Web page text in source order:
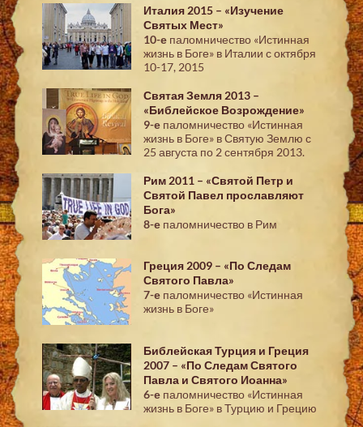
Италия 2015 – «Изучение
Святых Мест»
10-е паломничество «Истинная
жизнь в Боге» в Италии с октября
10-17, 2015
Святая Земля 2013 –
«Библейское Возрождение»
9-е паломничество «Истинная
жизнь в Боге» в Святую Землю с
25 августа по 2 сентября 2013.
Рим 2011 – «Святой Петр и
Святой Павел прославляют
Бога»
8-е паломничество в Рим
Греция 2009 – «По Следам
Святого Павла»
7-е паломничество «Истинная
жизнь в Боге»
Библейская Турция и Греция
2007 – «По Следам Святого
Павла и Святого Иоанна»
6-е паломничество «Истинная
жизнь в Боге» в Турцию и Грецию